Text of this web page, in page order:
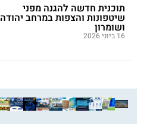
תוכנית חדשה להגנה מפני
שיטפונות והצפות במרחב יהודה
ושומרון
16 ביוני 2026